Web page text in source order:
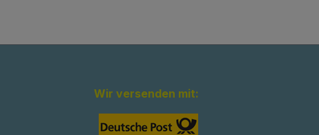
Wir versenden mit: